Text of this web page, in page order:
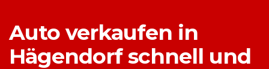
Auto verkaufen in
Hägendorf schnell und